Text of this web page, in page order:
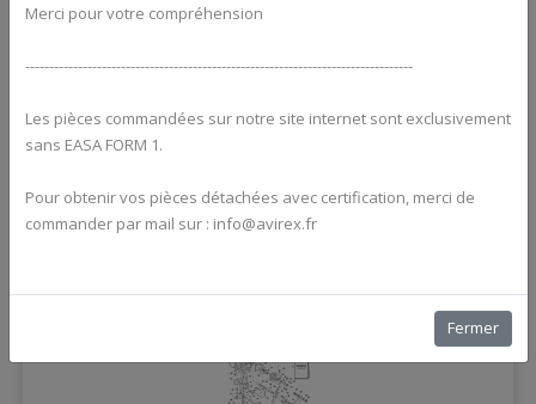
Alternators
Merci pour votre compréhension
---------------------------------------------------------------------------------
Les pièces commandées sur notre site internet sont exclusivement
sans EASA FORM 1.
Pour obtenir vos pièces détachées avec certification, merci de
commander par mail sur : info@avirex.fr
Fermer